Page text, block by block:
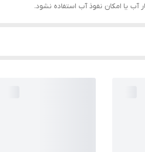
آب یا امکان نفوذ آب استفاده نشود.